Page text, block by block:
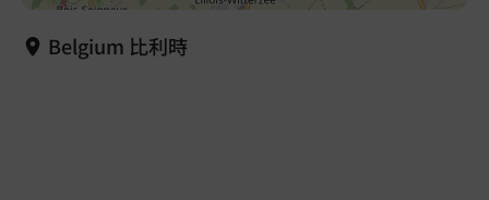
Belgium 比利時